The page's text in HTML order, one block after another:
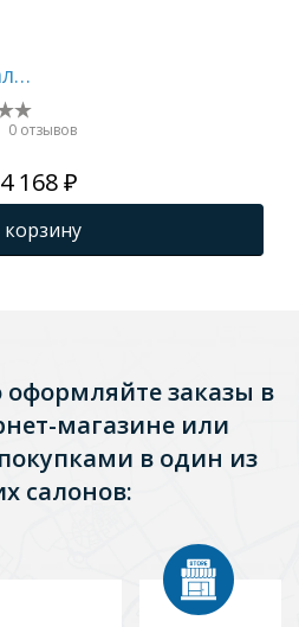
0 отзывов
168 ₽
корзину
заказы в
магазине или
в один из
салонов: